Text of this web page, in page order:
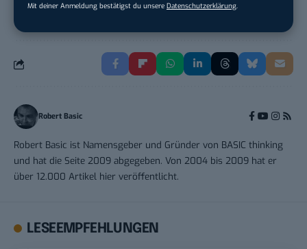
Mit deiner Anmeldung bestätigst du unsere Datenschutzerklärung
BASIC THINKING
Robert Basic
Robert Basic ist Namensgeber und Gründer von BASIC thinking
und hat die Seite 2009 abgegeben. Von 2004 bis 2009 hat er
über 12.000 Artikel hier veröffentlicht.
LESEEMPFEHLUNGEN